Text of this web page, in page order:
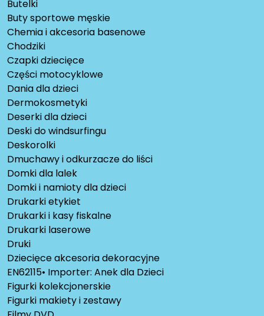
Butelki
Buty sportowe męskie
Chemia i akcesoria basenowe
Chodziki
Czapki dziecięce
Części motocyklowe
Dania dla dzieci
Dermokosmetyki
Deserki dla dzieci
Deski do windsurfingu
Deskorolki
Dmuchawy i odkurzacze do liści
Domki dla lalek
Domki i namioty dla dzieci
Drukarki etykiet
Drukarki i kasy fiskalne
Drukarki laserowe
Druki
Dziecięce akcesoria dekoracyjne
EN62115• Importer: Anek dla Dzieci
Figurki kolekcjonerskie
Figurki makiety i zestawy